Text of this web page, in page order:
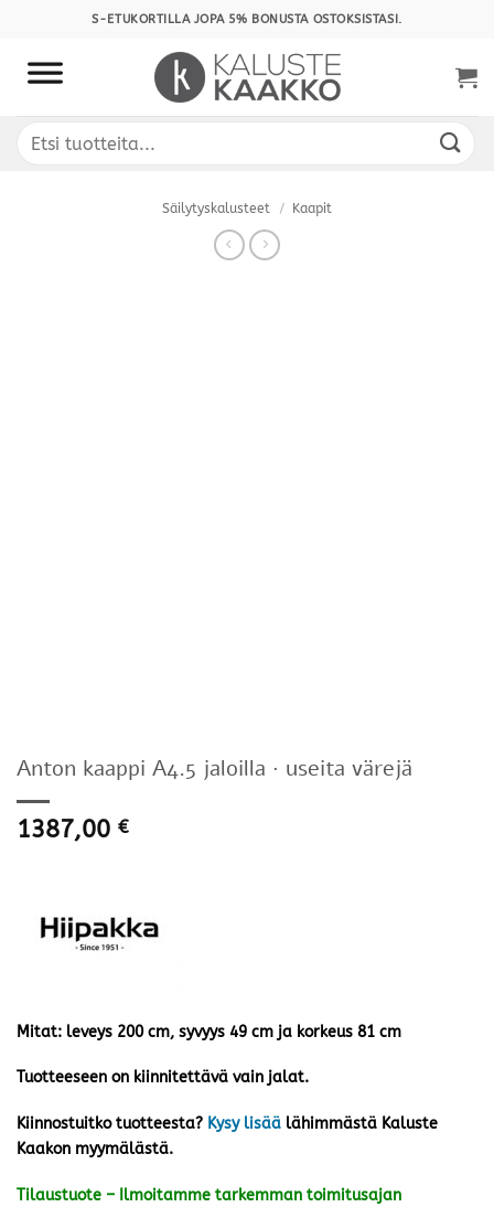
content
S-ETUKORTILLA JOPA 5% BONUSTA OSTOKSISTASI.
Etsi:
Säilytyskalusteet / Kaapit
Anton kaappi A4.5 jaloilla · useita värejä
1387,00 €
Mitat: leveys 200 cm, syvyys 49 cm ja korkeus 81 cm
Tuotteeseen on kiinnitettävä vain jalat.
Kiinnostuitko tuotteesta? Kysy lisää lähimmästä Kaluste
Kaakon myymälästä.
Tilaustuote – Ilmoitamme tarkemman toimitusajan